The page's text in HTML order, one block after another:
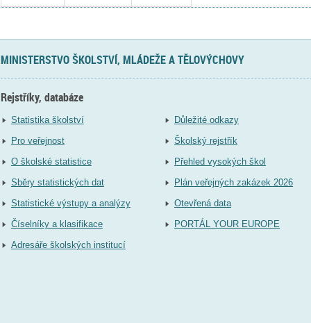
MINISTERSTVO ŠKOLSTVÍ, MLÁDEŽE A TĚLOVÝCHOVY
Rejstříky, databáze
Statistika školství
Pro veřejnost
O školské statistice
Sběry statistických dat
Statistické výstupy a analýzy
Číselníky a klasifikace
Adresáře školských institucí
Důležité odkazy
Školský rejstřík
Přehled vysokých škol
Plán veřejných zakázek 2026
Otevřená data
PORTÁL YOUR EUROPE